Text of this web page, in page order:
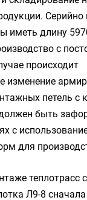
Серийно
иметь длину
с
происходит
изменение
петель с
быть
с
для
теплотрасс с
Л9-8